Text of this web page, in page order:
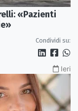
«Pazienti
Condividi su:
Ieri